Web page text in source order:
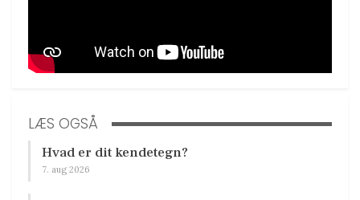
LÆS OGSÅ
Hvad er dit kendetegn?
7. aug 2026